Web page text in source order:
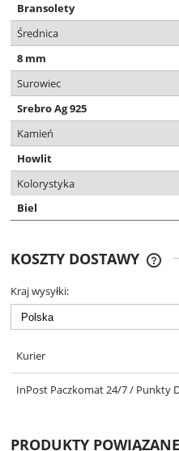
Bransolety
Średnica
8 mm
Surowiec
Srebro Ag 925
Kamień
Howlit
Kolorystyka
Biel
KOSZTY DOSTAWY
Kraj wysyłki:
Kurier
InPost Paczkomat 24/7 / Punkty
PRODUKTY POWIĄZANE